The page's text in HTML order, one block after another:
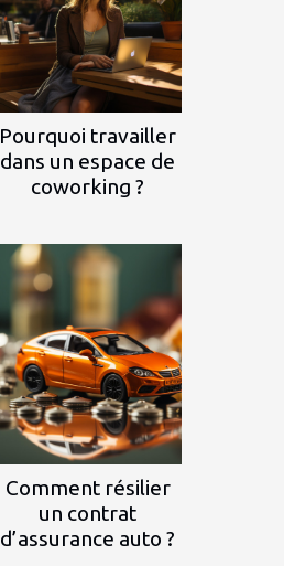
Pourquoi travailler
dans un espace de
coworking ?
Comment résilier
un contrat
d’assurance auto ?